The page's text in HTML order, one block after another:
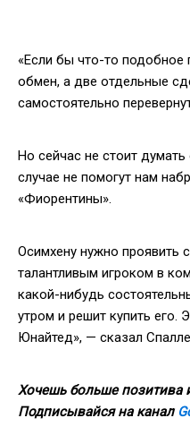
«Если бы что-то
обмен, а две отдельные
самостоятельно
Но сейчас не стоит
случае не помогут нам
«Фиорентины».
Осимхену нужно проявить
талантливым игроком в
какой-нибудь
утром и решит купить его.
Юнайтед», — сказал
Хочешь больше позитива
Подписывайся на канал